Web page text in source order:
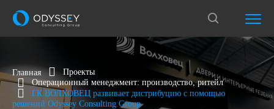
Главная
Проекты
Операционный менеджмент: производство, ритейл
ГК ВОЛХОВЕЦ развивает дистрибуцию с помощью
решений Odyssey Consulting Group